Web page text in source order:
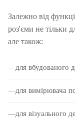
Залежно від
роз'єми не тільки
але також:
для вбудованого
для вимірювача
для візуального